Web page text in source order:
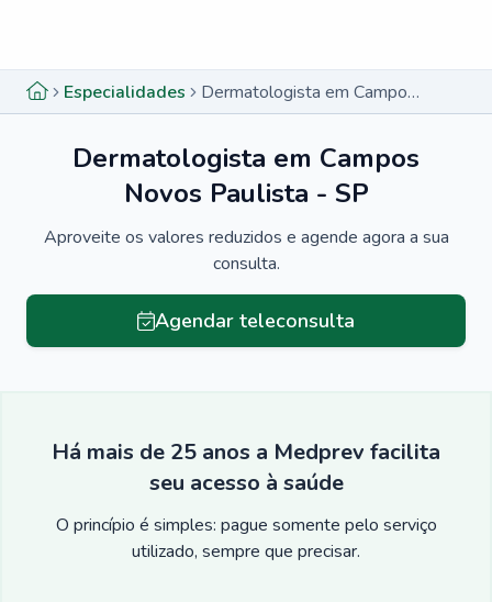
Especialidades Dermatologista em Campos Novos Paulista - SP
Dermatologista em Campos
Novos Paulista - SP
Aproveite os valores reduzidos e agende agora a sua
consulta.
Agendar teleconsulta
Há mais de 25 anos a Medprev facilita
seu acesso à saúde
O princípio é simples: pague somente pelo serviço
utilizado, sempre que precisar.